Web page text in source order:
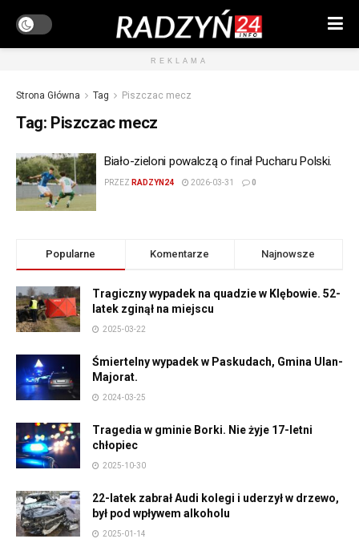
REKLAMA
Strona Główna Tag Piszczac mecz
Tag: Piszczac mecz
Biało-zieloni powalczą o finał Pucharu Polski.
PRZEZ RADZYN24 2026-03-31 0
Popularne Komentarze Najnowsze
Tragiczny wypadek na quadzie w Klębowie. 52-
latek zginął na miejscu
2025-03-22
Śmiertelny wypadek w Paskudach, Gmina Ulan-
Majorat.
2024-03-25
Tragedia w gminie Borki. Nie żyje 17-letni
chłopiec
2025-10-30
22-latek zabrał Audi kolegi i uderzył w drzewo,
był pod wpływem alkoholu
2025-01-14